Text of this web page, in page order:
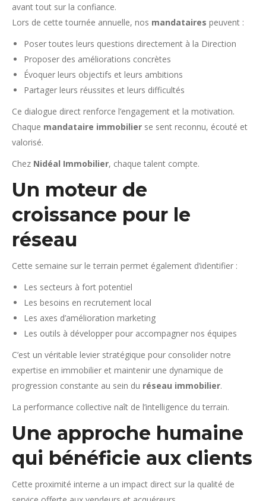
avant tout sur la confiance.
Lors de cette tournée annuelle, nos mandataires peuvent :
Poser toutes leurs questions directement à la Direction
Proposer des améliorations concrètes
Évoquer leurs objectifs et leurs ambitions
Partager leurs réussites et leurs difficultés
Ce dialogue direct renforce l’engagement et la motivation.
Chaque mandataire immobilier se sent reconnu, écouté et
valorisé.
Chez Nidéal Immobilier, chaque talent compte.
Un moteur de
croissance pour le
réseau
Cette semaine sur le terrain permet également d’identifier :
Les secteurs à fort potentiel
Les besoins en recrutement local
Les axes d’amélioration marketing
Les outils à développer pour accompagner nos équipes
C’est un véritable levier stratégique pour consolider notre
expertise en immobilier et maintenir une dynamique de
progression constante au sein du réseau immobilier.
La performance collective naît de l’intelligence du terrain.
Une approche humaine
qui bénéficie aux clients
Cette proximité interne a un impact direct sur la qualité de